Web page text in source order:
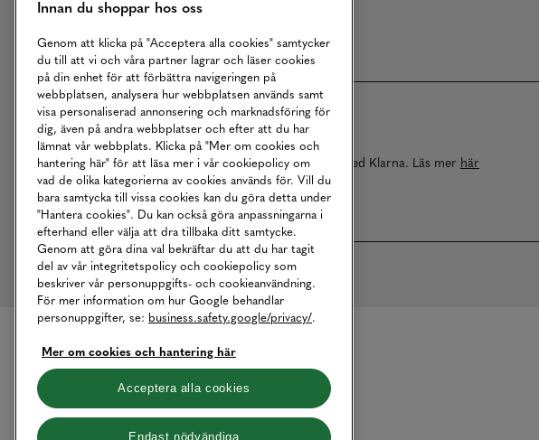
Betalningar online sköts i samarbete med Klarna. Läs mer här
Innan du shoppar hos oss
Genom att klicka på "Acceptera alla cookies" samtycker
du till att vi och våra partner lagrar och läser cookies
på din enhet för att förbättra navigeringen på
webbplatsen, analysera hur webbplatsen används samt
visa personaliserad annonsering och marknadsföring för
dig, även på andra webbplatser och efter att du har
lämnat vår webbplats. Klicka på "Mer om cookies och
hantering här" för att läsa mer i vår cookiepolicy om
vad de olika kategorierna av cookies används för. Vill du
bara samtycka till vissa cookies kan du göra detta under
"Hantera cookies". Du kan också göra anpassningarna i
efterhand eller välja att dra tillbaka ditt samtycke.
Genom att göra dina val bekräftar du att du har tagit
del av vår integritetspolicy och cookiepolicy som
beskriver vår personuppgifts- och cookieanvändning.
För mer information om hur Google behandlar
personuppgifter, se: business.safety.google/privacy/.
Mer om cookies och hantering här
Acceptera alla cookies
Endast nödvändiga